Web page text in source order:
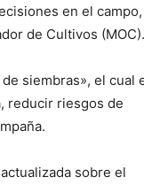
en el
de Cultivos (MOC).
siembras», el cual
reducir riesgos de
sobre el